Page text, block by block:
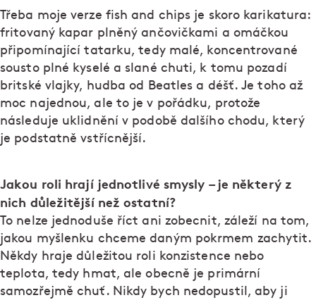
Třeba moje verze fish and chips je skoro karikatura:
fritovaný kapar plněný ančovičkami a omáčkou
připomínající tatarku, tedy malé, koncentrované
sousto plné kyselé a slané chuti, k tomu pozadí
britské vlajky, hudba od Beatles a déšť. Je toho až
moc najednou, ale to je v pořádku, protože
následuje uklidnění v podobě dalšího chodu, který
je podstatně vstřícnější.
Jakou roli hrají jednotlivé smysly – je některý z
nich důležitější než ostatní?
To nelze jednoduše říct ani zobecnit, záleží na tom,
jakou myšlenku chceme daným pokrmem zachytit.
Někdy hraje důležitou roli konzistence nebo
teplota, tedy hmat, ale obecně je primární
samozřejmě chuť. Nikdy bych nedopustil, aby ji